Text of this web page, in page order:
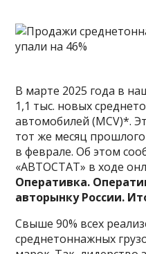
В марте 2025 года в
1,1 тыс. новых
автомобилей (MCV)*.
тот же месяц
в феврале. Об этом
«АВТОСТАТ» в ходе
Оперативка.
авторынку России.
Свыше 90% всех
среднетоннажных